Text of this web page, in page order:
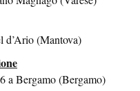
d’Ario (Mantova)
a Bergamo (Bergamo)